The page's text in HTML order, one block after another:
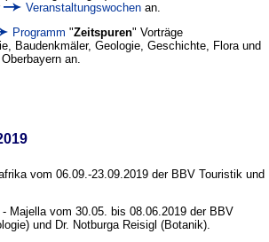
Veranstaltungswochenan.
Programm "Zeitspuren" Vorträge
Baudenkmäler, Geologie, Geschichte, Flora und
an.
vom 06.09.-23.09.2019 der BBV Touristik und
Majella vom 30.05. bis 08.06.2019 der BBV
und Dr. Notburga Reisigl (Botanik).